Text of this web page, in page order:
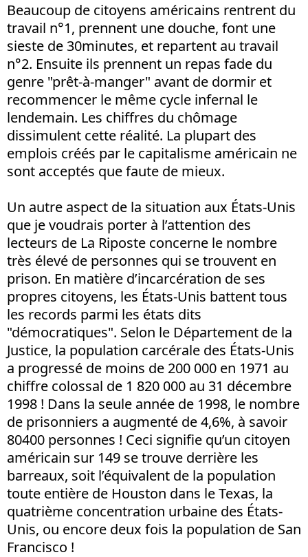
Beaucoup de citoyens américains rentrent du
travail n°1, prennent une douche, font une
sieste de 30minutes, et repartent au travail
n°2. Ensuite ils prennent un repas fade du
genre "prêt-à-manger" avant de dormir et
recommencer le même cycle infernal le
lendemain. Les chiffres du chômage
dissimulent cette réalité. La plupart des
emplois créés par le capitalisme américain ne
sont acceptés que faute de mieux.
Un autre aspect de la situation aux États-Unis
que je voudrais porter à l’attention des
lecteurs de La Riposte concerne le nombre
très élevé de personnes qui se trouvent en
prison. En matière d’incarcération de ses
propres citoyens, les États-Unis battent tous
les records parmi les états dits
"démocratiques". Selon le Département de la
Justice, la population carcérale des États-Unis
a progressé de moins de 200 000 en 1971 au
chiffre colossal de 1 820 000 au 31 décembre
1998 ! Dans la seule année de 1998, le nombre
de prisonniers a augmenté de 4,6%, à savoir
80400 personnes ! Ceci signifie qu’un citoyen
américain sur 149 se trouve derrière les
barreaux, soit l’équivalent de la population
toute entière de Houston dans le Texas, la
quatrième concentration urbaine des États-
Unis, ou encore deux fois la population de San
Francisco !